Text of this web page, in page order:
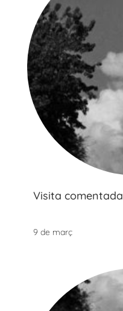
Visita comentada
9 de març